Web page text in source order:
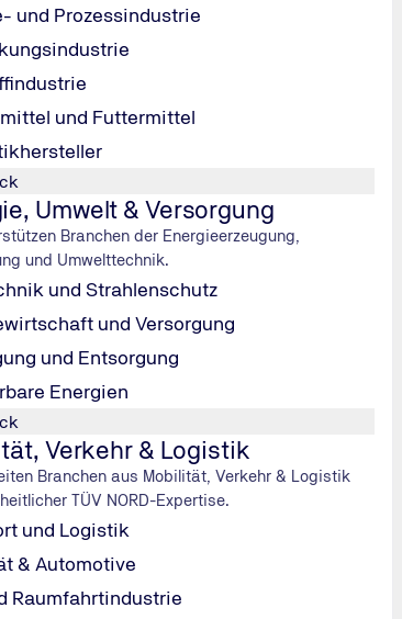
und Prozessindustrie
und Futtermittel
Umwelt & Versorgung
Branchen der Energieerzeugung,
und Umwelttechnik.
und Strahlenschutz
und Versorgung
und Entsorgung
Energien
Verkehr & Logistik
Branchen aus Mobilität, Verkehr & Logistik
TÜV NORD-Expertise.
und Logistik
& Automotive
Raumfahrtindustrie
von Ursachen, Abschätzen der Auswirkungen
fusi@tuev-
nord.de